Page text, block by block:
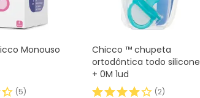
Monouso
(5)
Chicco ™ chupeta
ortodôntica todo silicone
+ 0M 1ud
(2)